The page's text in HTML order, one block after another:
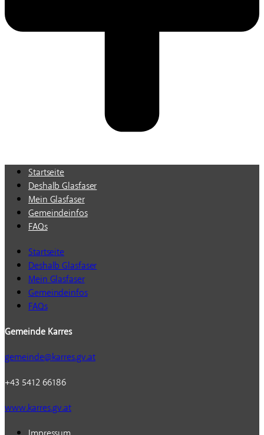
Startseite
Deshalb Glasfaser
Mein Glasfaser
Gemeindeinfos
FAQs
Startseite
Deshalb Glasfaser
Mein Glasfaser
Gemeindeinfos
FAQs
Gemeinde Karres
gemeinde@karres.gv.at
+43 5412 66186
www.karres.gv.at